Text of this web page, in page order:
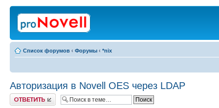
Список форумов ‹ Форумы ‹ *nix
Авторизация в Novell OES через LDAP
Ответить